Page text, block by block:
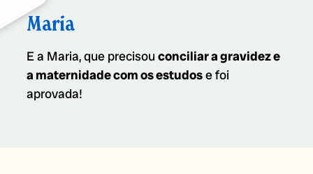
Maria
E a Maria, que precisouconciliar a gravidez e
a maternidade com os estudose foi
aprovada!